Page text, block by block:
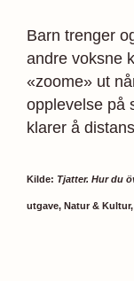
Barn trenger
andre voksne
«zoome» ut
opplevelse på
klarer å
Kilde: Tjatter. Hur du
utgave, Natur & Kultur,